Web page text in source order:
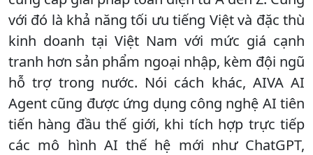
với đó là khả năng tối ưu tiếng Việt và đặc thù
kinh doanh tại Việt Nam với mức giá cạnh
tranh hơn sản phẩm ngoại nhập, kèm đội ngũ
hỗ trợ trong nước. Nói cách khác, AIVA AI
Agent cũng được ứng dụng công nghệ AI tiên
tiến hàng đầu thế giới, khi tích hợp trực tiếp
các mô hình AI thế hệ mới như ChatGPT,